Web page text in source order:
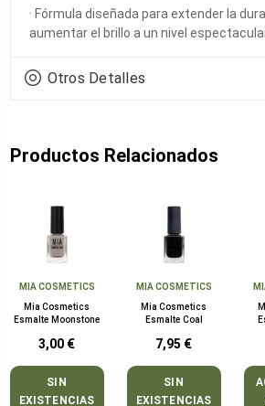
· Fórmula diseñada para extender la
aumentar el brillo a un nivel
Otros Detalles
Productos Relacionados
MIA COSMETICS
Mia Cosmetics
Esmalte Moonstone
3,00 €
SIN
EXISTENCIAS
MIA COSMETICS
Mia Cosmetics
Esmalte Coal
7,95 €
SIN
EXISTENCIAS